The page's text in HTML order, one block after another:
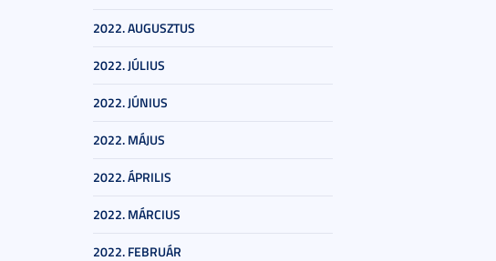
2022. AUGUSZTUS
2022. JÚLIUS
2022. JÚNIUS
2022. MÁJUS
2022. ÁPRILIS
2022. MÁRCIUS
2022. FEBRUÁR